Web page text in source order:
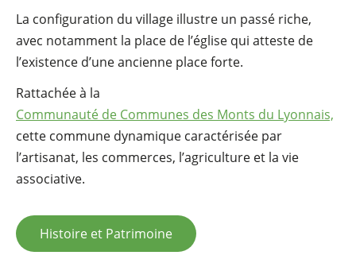
La configuration du village illustre un passé riche,
avec notamment la place de l’église qui atteste de
l’existence d’une ancienne place forte.
Rattachée à la
Communauté de Communes des Monts du Lyonnais,
cette commune dynamique caractérisée par
l’artisanat, les commerces, l’agriculture et la vie
associative.
Histoire et Patrimoine